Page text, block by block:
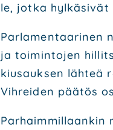
le, jot­ka hyl­kä­si­vät
Par­la­men­taa­ri­nen
ja toi­min­to­jen
kiusauk­sen läh­teä
Vih­rei­den pää­tös